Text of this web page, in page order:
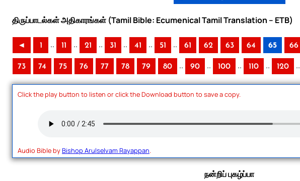
திருப்பாடல்கள் அதிகாரங்கள் (Tamil Bible: Ecumenical Tamil Translation – ETB)
◄ 1 .. 11 .. 21 .. 31 .. 41 .. 51 .. 61 62 63 64 65 66
73 74 75 76 77 78 79 80 .. 90 .. 100 .. 110 .. 120 ..
Click the play button to listen or click the Download button to save a copy.
Audio Bible byBishop Arulselvam Rayappan.
நன்றிப் புகழ்ப்பா